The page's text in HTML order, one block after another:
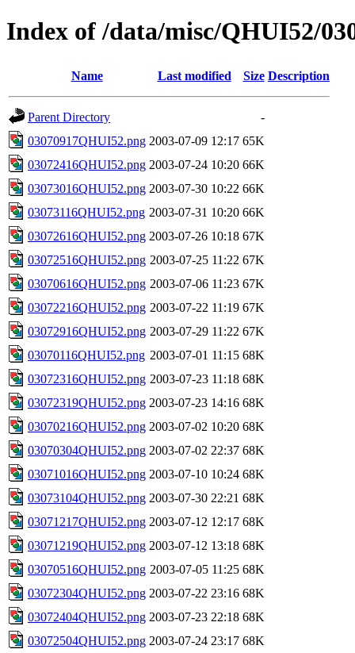
Index of /data/misc/QHUI52/
Name Last modified Size Description
Parent Directory
-
03070917QHUI52.png 2003-07-09 12:17 65K
03072416QHUI52.png 2003-07-24 10:20 66K
03073016QHUI52.png 2003-07-30 10:22 66K
03073116QHUI52.png 2003-07-31 10:20 66K
03072616QHUI52.png 2003-07-26 10:18 67K
03072516QHUI52.png 2003-07-25 11:22 67K
03070616QHUI52.png 2003-07-06 11:23 67K
03072216QHUI52.png 2003-07-22 11:19 67K
03072916QHUI52.png 2003-07-29 11:22 67K
03070116QHUI52.png 2003-07-01 11:15 68K
03072316QHUI52.png 2003-07-23 11:18 68K
03072319QHUI52.png 2003-07-23 14:16 68K
03070216QHUI52.png 2003-07-02 10:20 68K
03070304QHUI52.png 2003-07-02 22:37 68K
03071016QHUI52.png 2003-07-10 10:24 68K
03073104QHUI52.png 2003-07-30 22:21 68K
03071217QHUI52.png 2003-07-12 12:17 68K
03071219QHUI52.png 2003-07-12 13:18 68K
03070516QHUI52.png 2003-07-05 11:25 68K
03072304QHUI52.png 2003-07-22 23:16 68K
03072404QHUI52.png 2003-07-23 22:18 68K
03072504QHUI52.png 2003-07-24 23:17 68K